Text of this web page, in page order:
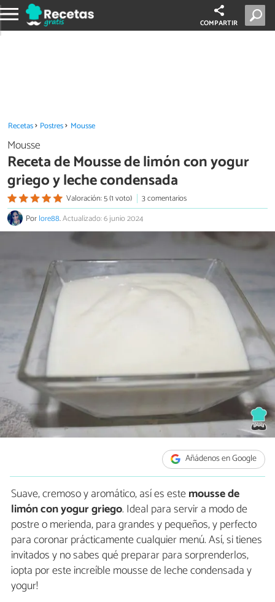
COMPARTIR
Recetas Postres Mousse
Mousse
Receta de Mousse de limón con yogur
griego y leche condensada
Valoración: 5 (1 voto)
3 comentarios
Porlore88.Actualizado: 6 junio 2024
Añádenos en Google
Suave, cremoso y aromático, así es estemousse de
limón con yogur griego. Ideal para servir a modo de
postre o merienda, para grandes y pequeños, y perfecto
para coronar prácticamente cualquier menú. Así, si tienes
invitados y no sabes qué preparar para sorprenderlos,
¡opta por este increíble mousse de leche condensada y
yogur!